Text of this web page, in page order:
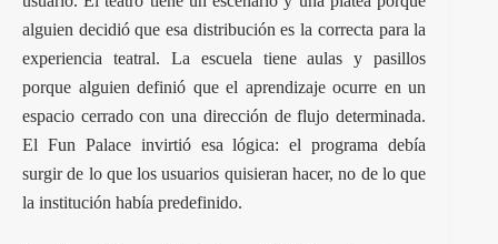
alguien decidió que esa distribución es la correcta para la
experiencia teatral. La escuela tiene aulas y pasillos
porque alguien definió que el aprendizaje ocurre en un
espacio cerrado con una dirección de flujo determinada.
El Fun Palace invirtió esa lógica: el programa debía
surgir de lo que los usuarios quisieran hacer, no de lo que
la institución había predefinido.